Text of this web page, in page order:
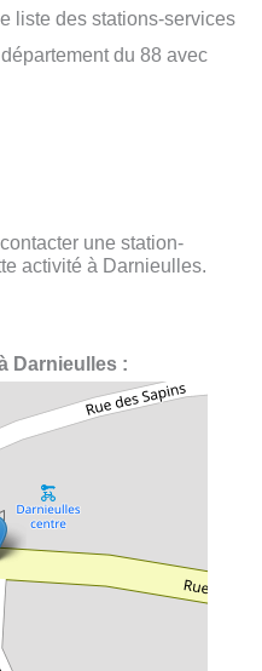
liste des stations-services
du 88 avec
une station-
activité à Darnieulles.
Darnieulles :